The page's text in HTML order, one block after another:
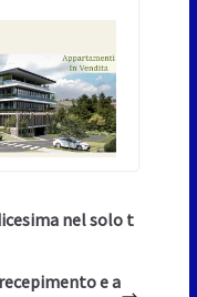
nel solo t
e a